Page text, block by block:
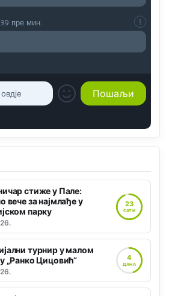
39 пре мин.
стиже у Пале:
вече за најмлађе у
парку
23
САТИ
турнир у малом
„Ранко Цицовић“
4
ДАНА